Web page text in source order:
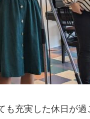
も充実した休日が